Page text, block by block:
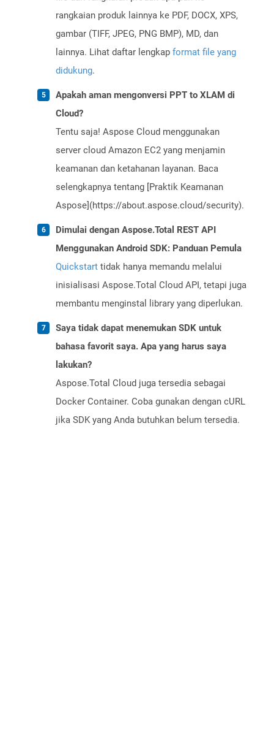
rangkaian produk lainnya ke PDF, DOCX, XPS,
gambar (TIFF, JPEG, PNG BMP), MD, dan
lainnya. Lihat daftar lengkap format file yang
didukung.
Apakah aman mengonversi PPT to XLAM di
Cloud?
Tentu saja! Aspose Cloud menggunakan
server cloud Amazon EC2 yang menjamin
keamanan dan ketahanan layanan. Baca
selengkapnya tentang [Praktik Keamanan
Aspose](https://about.aspose.cloud/security).
Dimulai dengan Aspose.Total REST API
Menggunakan Android SDK: Panduan Pemula
Quickstart tidak hanya memandu melalui
inisialisasi Aspose.Total Cloud API, tetapi juga
membantu menginstal library yang diperlukan.
Saya tidak dapat menemukan SDK untuk
bahasa favorit saya. Apa yang harus saya
lakukan?
Aspose.Total Cloud juga tersedia sebagai
Docker Container. Coba gunakan dengan cURL
jika SDK yang Anda butuhkan belum tersedia.